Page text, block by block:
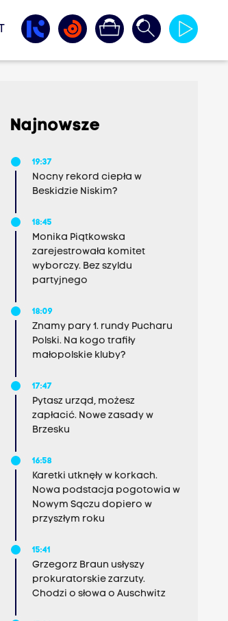
Najnowsze
19:37
Nocny rekord ciepła w
Beskidzie Niskim?
18:45
Monika Piątkowska
zarejestrowała komitet
wyborczy. Bez szyldu
partyjnego
18:09
Znamy pary 1. rundy Pucharu
Polski. Na kogo trafiły
małopolskie kluby?
17:47
Pytasz urząd, możesz
zapłacić. Nowe zasady w
Brzesku
16:58
Karetki utknęły w korkach.
Nowa podstacja pogotowia w
Nowym Sączu dopiero w
przyszłym roku
15:41
Grzegorz Braun usłyszy
prokuratorskie zarzuty.
Chodzi o słowa o Auschwitz